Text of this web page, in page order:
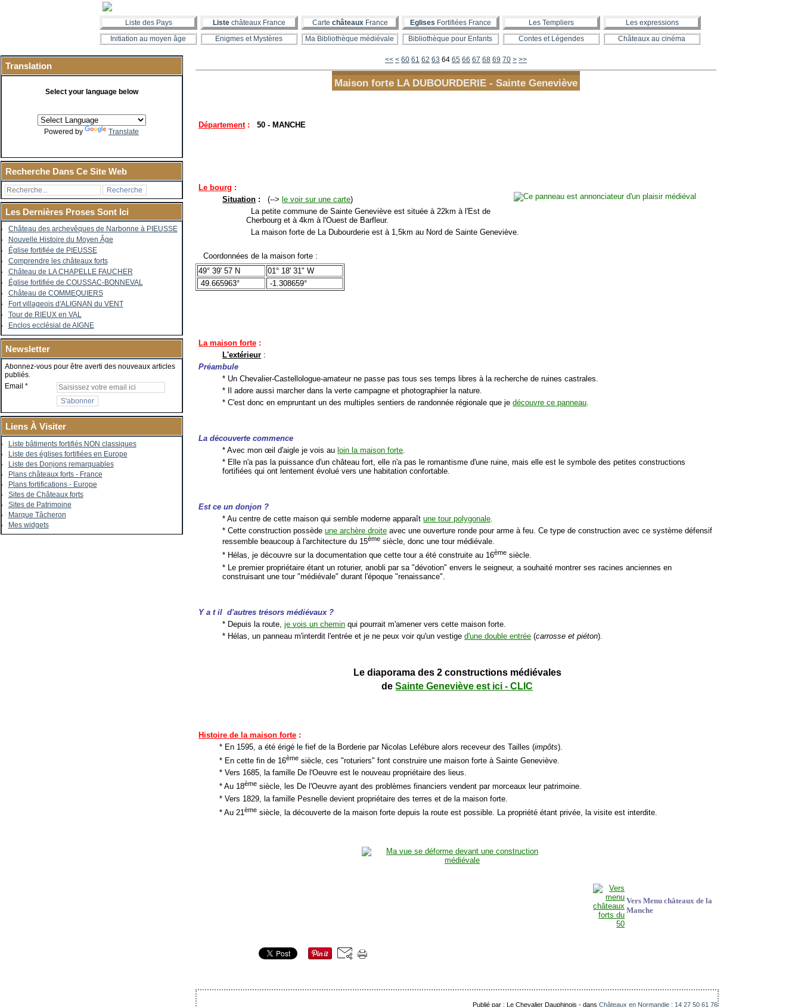
Liste des Pays Liste châteaux France Carte châteauxFrance Eglises Fortifiées France Les Templiers
Les expressions
Initiation au moyen âge
Enigmes et Mystères Ma Bibliothèque médiévale Bibliothèque pour Enfants Contes et Légendes Châteaux au cinéma
Translation
Select your language below
Powered by Translate
Recherche Dans Ce Site Web
Les Dernières Proses Sont Ici
Château des archevêques de Narbonne à PIEUSSE
Nouvelle Histoire du Moyen Âge
Église fortifiée de PIEUSSE
Comprendre les châteaux forts
Château de LA CHAPELLE FAUCHER
Église fortifiée de COUSSAC-BONNEVAL
Château de COMMEQUIERS
Fort villageois d'ALIGNAN du VENT
Tour de RIEUX en VAL
Enclos ecclésial de AIGNE
Newsletter
Abonnez-vous pour être averti des nouveaux articles
publiés.
Email
Liens À Visiter
Liste bâtiments fortifiés NON classiques
Liste des églises fortifiées en Europe
Liste des Donjons remarquables
Plans châteaux forts - France
Plans fortifications - Europe
Sites de Châteaux forts
Sites de Patrimoine
Marque Tâcheron
Mes widgets
<< < 10
20
30
40
50
60 61 62 63 64 65 66 67 68 69 70 > >>
Maison forte LA DUBOURDERIE - Sainte Geneviève
Département: 50 - MANCHE
Le bourg :
Situation : (--> le voir sur une carte)
La petite commune de Sainte Geneviève est située à 22km à l'Est de
Cherbourg et à 4km à l'Ouest de Barfleur.
La maison forte de La Dubourderie est à 1,5km au Nord de Sainte Geneviève.
Coordonnées de la maison forte :
49° 39' 57 N
01° 18' 31" W
49.665963°
-1.308659°
La maison forte :
L'extérieur :
Préambule
* Un Chevalier-Castellologue-amateur ne passe pas tous ses temps libres à la recherche de ruines castrales.
* Il adore aussi marcher dans la verte campagne et photographier la nature.
* C'est donc en empruntant un des multiples sentiers de randonnée régionale que jedécouvre ce panneau
La découverte commence
* Avec mon œil d'aigle je vois au loin la maison forte
* Elle n'a pas la puissance d'un château fort, elle n'a pas le romantisme d'une ruine, mais elle est le symbole des petites constructions
fortifiées qui ont lentement évolué vers une habitation confortable.
Est ce un donjon ?
* Au centre de cette maison qui semble moderne apparaîtune tour polygonale
* Cette construction possèdeune archère droite avec une ouverture ronde pour arme à feu. Ce type de construction avec ce système défensif
ressemble beaucoup à l'architecture du 15ème siècle, donc une tour médiévale.
* Hélas, je découvre sur la documentation que cette tour a été construite au 16ème siècle.
* Le premier propriétaire étant un roturier, anobli par sa "dévotion" envers le seigneur, a souhaité montrer ses racines anciennes en
construisant une tour "médiévale" durant l'époque "renaissance".
Y a t il d'autres trésors médiévaux ?
* Depuis la route,je vois un chemin qui pourrait m'amener vers cette maison forte.
* Hélas, un panneau m'interdit l'entrée et je ne peux voir qu'un vestiged'une double entrée (carrosse et piéton).
Le diaporama des 2 constructions médiévales
de Sainte Geneviève est ici - CLIC
Histoire de la maison forte :
* En 1595, a été érigé le fief de la Borderie par Nicolas Lefébure alors receveur des Tailles (impôts).
* En cette fin de 16ème siècle, ces "roturiers" font construire une maison forte à Sainte Geneviève.
* Vers 1685, la famille De l'Oeuvre est le nouveau propriétaire des lieus.
* Au 18ème siècle, les De l'Oeuvre ayant des problèmes financiers vendent par morceaux leur patrimoine.
* Vers 1829, la famille Pesnelle devient propriétaire des terres et de la maison forte.
* Au 21ème siècle, la découverte de la maison forte depuis la route est possible. La propriété étant privée, la visite est interdite.
Vers Menu châteaux de la
Manche
Publié par : Le Chevalier Dauphinois -dans Châteaux en Normandie : 14 27 50 61 76